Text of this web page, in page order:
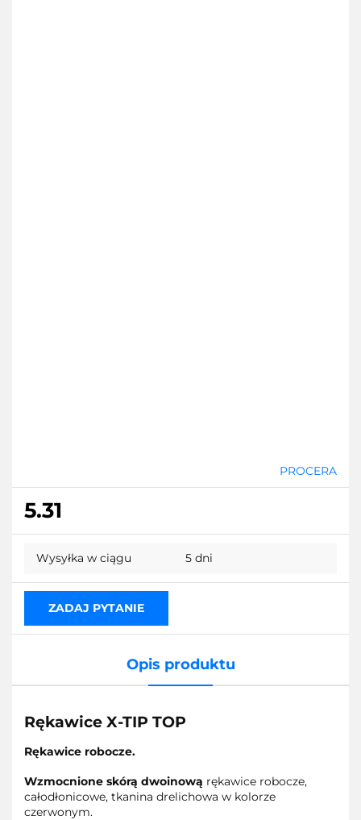
PROCERA
5.31
Wysyłka w ciągu 5 dni
ZADAJ PYTANIE
Opis produktu
Rękawice X-TIP TOP
Rękawice robocze.
Wzmocnione skórą dwoinową rękawice robocze,
całodłonicowe, tkanina drelichowa w kolorze
czerwonym.